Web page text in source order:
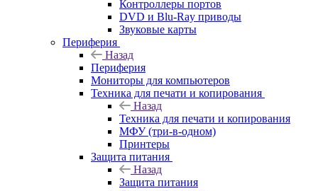
Контроллеры портов
DVD и Blu-Ray приводы
Звуковые карты
Периферия
Назад
Периферия
Мониторы для компьютеров
Техника для печати и копирования
Назад
Техника для печати и копирования
МФУ (три-в-одном)
Принтеры
Защита питания
Назад
Защита питания